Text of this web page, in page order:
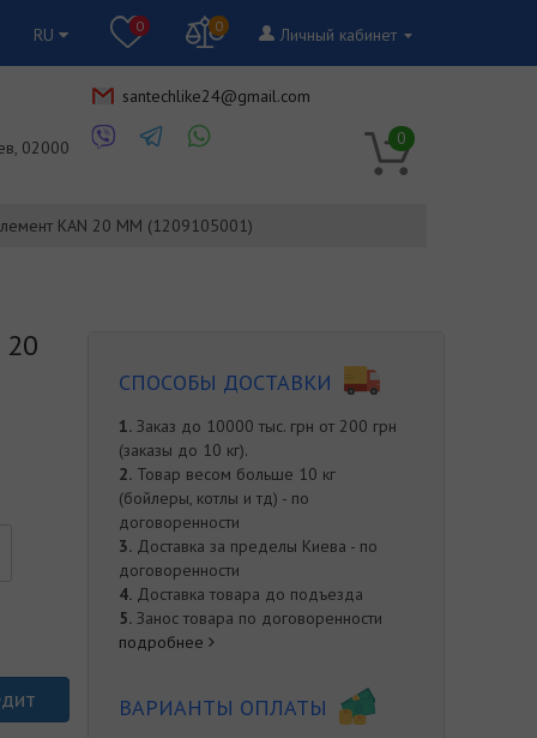
RU 0 0 Личный кабинет
02000
santechlike24@gmail.com
0
KAN 20 ММ (1209105001)
20
СПОСОБЫ ДОСТАВКИ
1. Заказ до 10000 тыс. грн от 200 грн
(заказы до 10 кг).
2. Товар весом больше 10 кг
(бойлеры, котлы и тд) - по
договоренности
3. Доставка за пределы Киева - по
договоренности
4. Доставка товара до подъезда
5. Занос товара по договоренности
подробнее
ВАРИАНТЫ ОПЛАТЫ